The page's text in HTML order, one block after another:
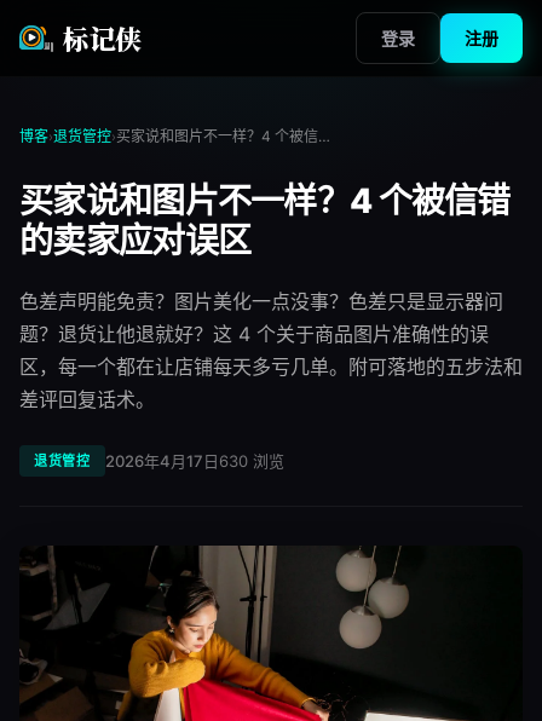
标记侠 登录 注册
博客›退货管控› 买家说和图片不一样？4 个被信错的卖家应对误区
买家说和图片不一样？4 个被信错
的卖家应对误区
色差声明能免责？图片美化一点没事？色差只是显示器问
题？退货让他退就好？这 4 个关于商品图片准确性的误
区，每一个都在让店铺每天多亏几单。附可落地的五步法和
差评回复话术。
退货管控 2026年4月17日630 浏览